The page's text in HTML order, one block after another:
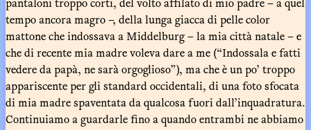
tempo ancora magro –, della lunga giacca di pelle color
mattone che indossava a Middelburg – la mia città natale – e
che di recente mia madre voleva dare a me (“Indossala e fatti
vedere da papà, ne sarà orgoglioso”), ma che è un po’ troppo
appariscente per gli standard occidentali, di una foto sfocata
di mia madre spaventata da qualcosa fuori dall’inquadratura.
Continuiamo a guardarle fino a quando entrambi ne abbiamo